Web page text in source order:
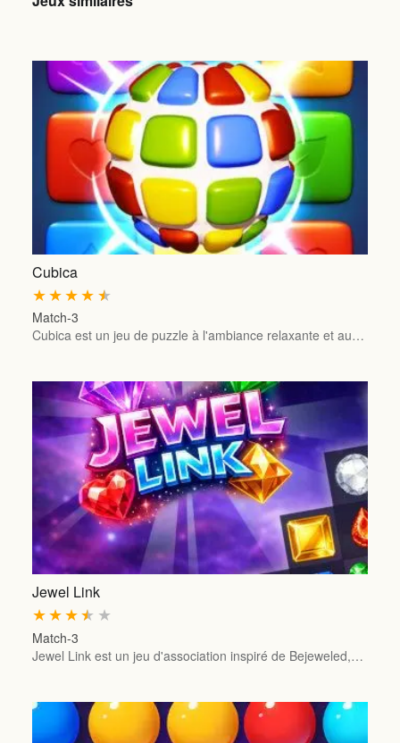
Cubica
★
★
★
★
★
Match-3
Cubica est un jeu de puzzle à l'ambiance relaxante et au…
Jewel Link
★
★
★
★
★
Match-3
Jewel Link est un jeu d'association inspiré de Bejeweled,…